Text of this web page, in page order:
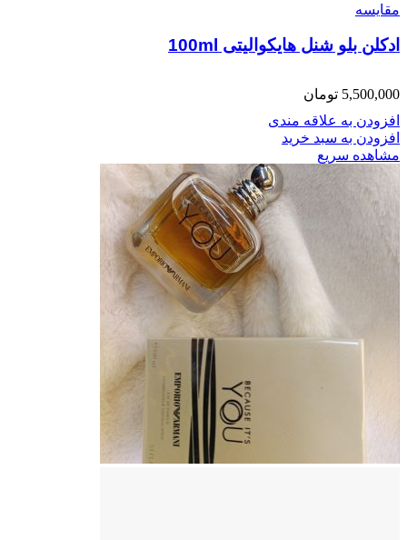
مقایسه
ادکلن بلو شنل هایکوالیتی 100ml
5,500,000 تومان
افزودن به علاقه مندی
افزودن به سبد خرید
مشاهده سریع